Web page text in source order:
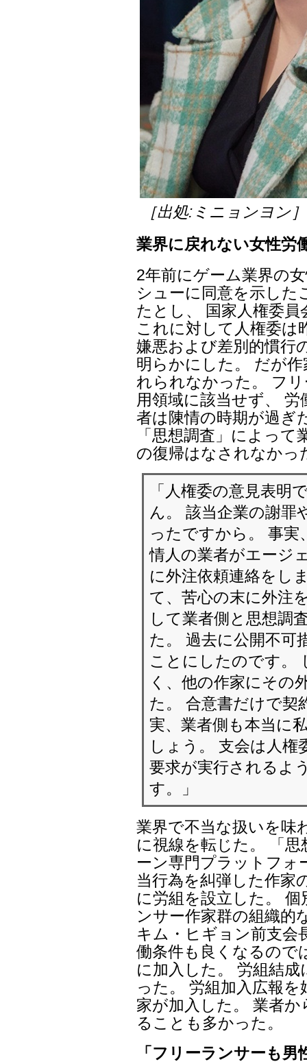
［出処:ミニョンヨン］
業界に戻れない女性労
2年前にゲーム業界の
シューに同意を示した
たとし、 国家人権委
これに対して人権委は
嫌悪および差別的慣行
明らかにした。 だが
れられなかった。 フ
用領域に該当せず、
者は陳情の時期が過ぎ
「思想調査」によっ
の復帰はなされなかっ
「人権委の意見表明
ん。 該当企業の謝罪
ったですから。 事実
情人の業者がエージ
に外注依頼連絡をし
て、苦心の末に外注
して業者側と思想調
た。 過去に公開不可
ことにしたのです。
く、他の作家にその
た。 合意書だけで契
実、業者側も本当に
しょう。 支会は人権
要求が実行されるよ
す。」
業界で不当な扱いを味
に視線を転じた。 「
ーン専門プラットフォ
当行為を糾弾した作家
に労組を設立した。
ンサー作家群の組織的
キム・ヒギョン前支会
働条件も良くなるので
に加入した。 労組結
った。 労組加入広報
家が加入した。 業者
ることも多かった。
「フリーランサーも